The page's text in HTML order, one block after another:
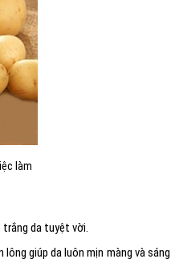
làm
da tuyệt vời.
giúp da luôn mịn màng và sáng